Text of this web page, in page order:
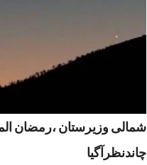
شمالی وزیرستان ،رمضان
چاندنظرآگیا